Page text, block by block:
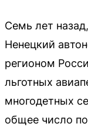
Семь лет
Ненецкий
регионом
льготных
многодетных
общее число